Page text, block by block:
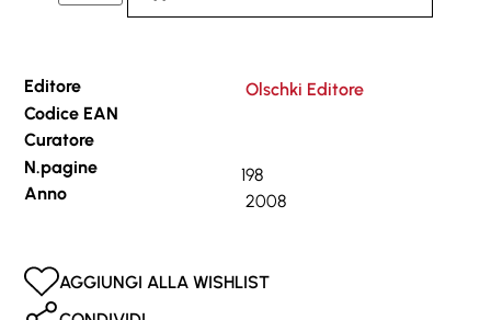
Editore
Olschki Editore
Codice EAN
Curatore
N.pagine
198
Anno
2008
AGGIUNGI ALLA WISHLIST